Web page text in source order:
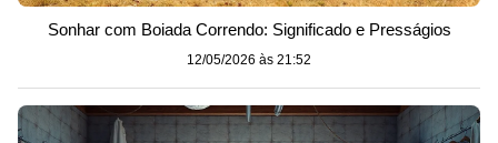
Sonhar com Boiada Correndo: Significado e Presságios
12/05/2026 às 21:52